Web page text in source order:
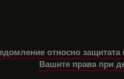
относно защитата
Вашите права при